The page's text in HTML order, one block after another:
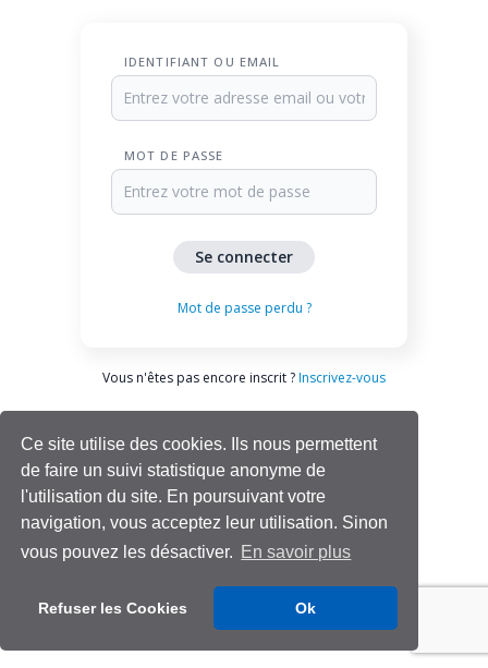
Ce site utilise des cookies. Ils nous permettent
de faire un suivi statistique anonyme de
l'utilisation du site. En poursuivant votre
navigation, vous acceptez leur utilisation. Sinon
vous pouvez les désactiver. En savoir plus
Refuser les Cookies Ok
IDENTIFIANT OU EMAIL
MOT DE PASSE
Mot de passe perdu ?
Vous n'êtes pas encore inscrit ? Inscrivez-vous